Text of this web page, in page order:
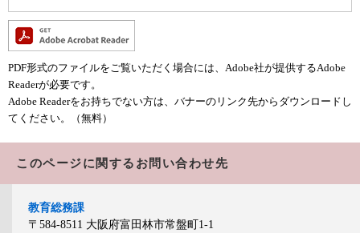
PDF形式のファイルをご覧いただく場合には、Adobe社が提供するAdobe
Readerが必要です。
Adobe Readerをお持ちでない方は、バナーのリンク先からダウンロードし
てください。（無料）
このページに関するお問い合わせ先
教育総務課
〒584-8511 大阪府富田林市常盤町1-1